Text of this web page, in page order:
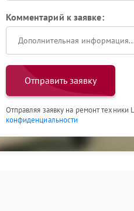
Комментарий к заявке:
Отправить заявку
Отправляя заявку на ремонт техники
конфиденциальности